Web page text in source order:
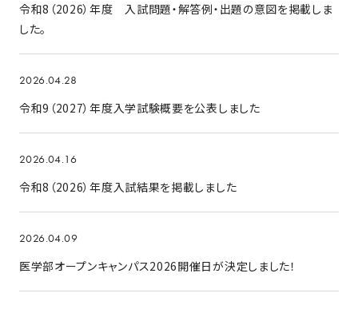
令和8（2026）年度 入試問題・解答例・出題の意図を掲載しま
した。
2026.04.28
令和9（2027）年度入学試験概要を公表しました
2026.04.16
令和8（2026）年度入試結果を掲載しました
2026.04.09
医学部オープンキャンパス2026開催日が決定しました！